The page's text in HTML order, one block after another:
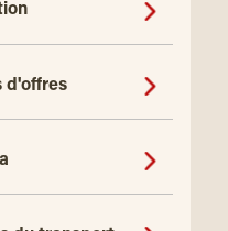
d'offres